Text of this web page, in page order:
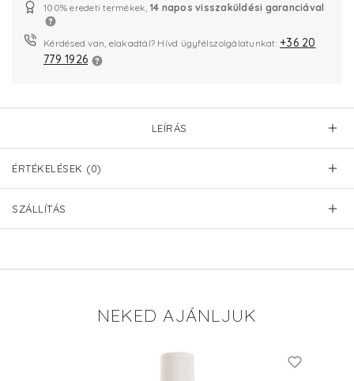
100% eredeti termékek, 14 napos visszaküldési garanciával
Kérdésed van, elakadtál? Hívd ügyfélszolgálatunkat: +36 20
779 1926
LEÍRÁS
ÉRTÉKELÉSEK (0)
SZÁLLÍTÁS
NEKED AJÁNLJUK